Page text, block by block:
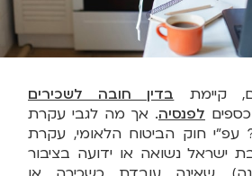
קיימת בדין חובה לשכירים
לפנסיה. אך מה לגבי עקרת
עפ"י חוק הביטוח הלאומי, עקרת
ישראל נשואה או ידועה בציבור